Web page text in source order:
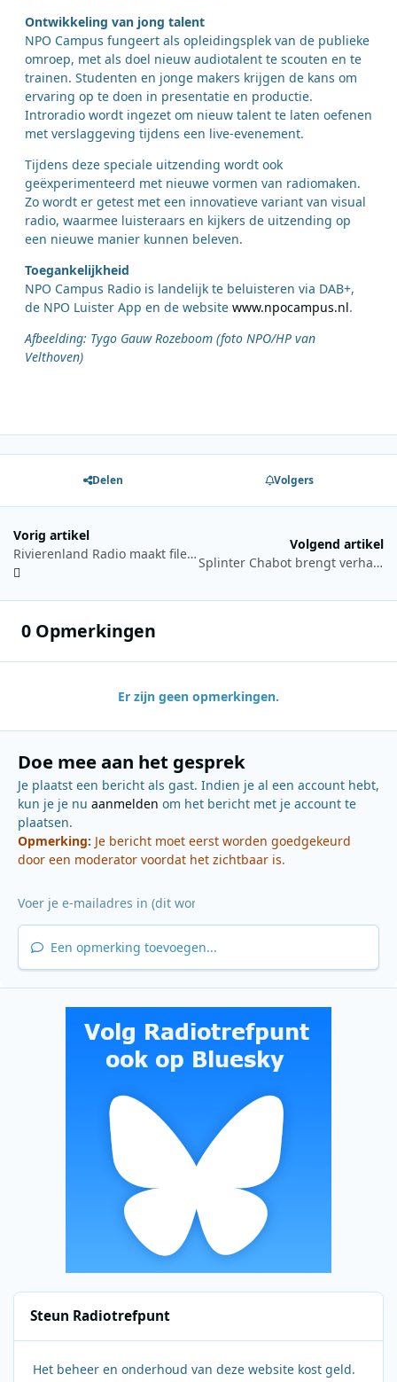
Ontwikkeling van jong talent
NPO Campus fungeert als opleidingsplek van de publieke
omroep, met als doel nieuw audiotalent te scouten en te
trainen. Studenten en jonge makers krijgen de kans om
ervaring op te doen in presentatie en productie.
Introradio wordt ingezet om nieuw talent te laten oefenen
met verslaggeving tijdens een live-evenement.
Tijdens deze speciale uitzending wordt ook
geëxperimenteerd met nieuwe vormen van radiomaken.
Zo wordt er getest met een innovatieve variant van visual
radio, waarmee luisteraars en kijkers de uitzending op
een nieuwe manier kunnen beleven.
Toegankelijkheid
NPO Campus Radio is landelijk te beluisteren via DAB+,
de NPO Luister App en de website www.npocampus.nl.
Afbeelding: Tygo Gauw Rozeboom (foto NPO/HP van
Velthoven)
Delen Volgers
Vorig artikel
Rivierenland Radio maakt filerijden aangenamer met muziek en winactie
Volgend artikel
Splinter Chabot brengt verhalen van het Binnenhof tot leven
0 Opmerkingen
Er zijn geen opmerkingen.
Doe mee aan het gesprek
Je plaatst een bericht als gast. Indien je al een account hebt,
kun je je nu aanmelden om het bericht met je account te
plaatsen.
Opmerking: Je bericht moet eerst worden goedgekeurd
door een moderator voordat het zichtbaar is.
Een opmerking toevoegen...
Steun Radiotrefpunt
Het beheer en onderhoud van deze website kost geld.